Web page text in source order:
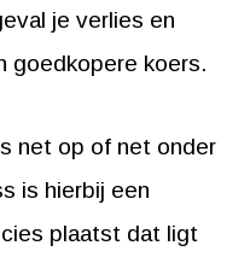
je verlies en
goedkopere koers.
net op of net onder
is hierbij een
plaatst dat ligt